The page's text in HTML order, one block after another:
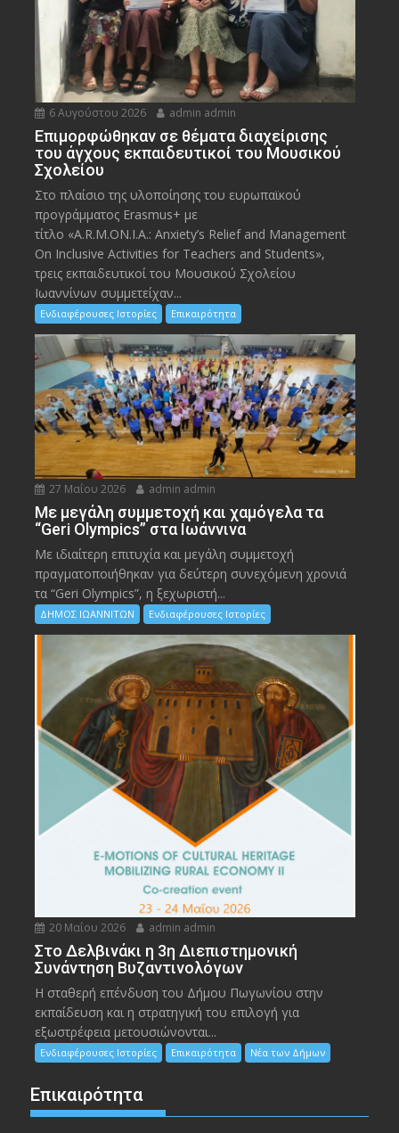
6 Αυγούστου 2026 admin admin
Eπιμορφώθηκαν σε θέματα διαχείρισης
του άγχους εκπαιδευτικοί του Μουσικού
Σχολείου
Στο πλαίσιο της υλοποίησης του ευρωπαϊκού
προγράμματος Erasmus+ με
τίτλο «A.R.M.ON.I.A.: Anxiety’s Relief and Management
On Inclusive Activities for Teachers and Students»,
τρεις εκπαιδευτικοί του Μουσικού Σχολείου
Ιωαννίνων συμμετείχαν...
Ενδιαφέρουσες Ιστορίες Επικαιρότητα
27 Μαΐου 2026 admin admin
Με μεγάλη συμμετοχή και χαμόγελα τα
“Geri Olympics” στα Ιωάννινα
Με ιδιαίτερη επιτυχία και μεγάλη συμμετοχή
πραγματοποιήθηκαν για δεύτερη συνεχόμενη χρονιά
τα “Geri Olympics”, η ξεχωριστή...
ΔΗΜΟΣ ΙΩΑΝΝΙΤΩΝ Ενδιαφέρουσες Ιστορίες
20 Μαΐου 2026 admin admin
Στο Δελβινάκι η 3η Διεπιστημονική
Συνάντηση Βυζαντινολόγων
Η σταθερή επένδυση του Δήμου Πωγωνίου στην
εκπαίδευση και η στρατηγική του επιλογή για
εξωστρέφεια μετουσιώνονται...
Ενδιαφέρουσες Ιστορίες Επικαιρότητα Νέα των Δήμων
Επικαιρότητα